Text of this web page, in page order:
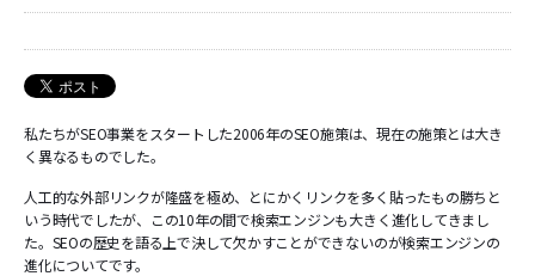
私たちがSEO事業をスタートした2006年のSEO施策は、現在の施策とは大き
く異なるものでした。
人工的な外部リンクが隆盛を極め、とにかくリンクを多く貼ったもの勝ちと
いう時代でしたが、この10年の間で検索エンジンも大きく進化してきまし
た。SEOの歴史を語る上で決して欠かすことができないのが検索エンジンの
進化についてです。